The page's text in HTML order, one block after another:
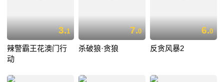
3.1
辣警霸王花澳门行
动
7.0
杀破狼·贪狼
6.0
反贪风暴2